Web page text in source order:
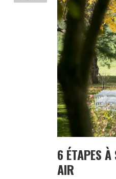
6 ÉTAPES À
AIR